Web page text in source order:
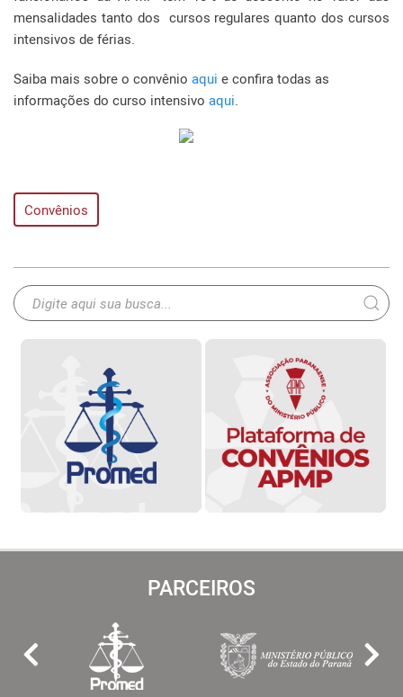
mensalidades tanto dos cursos regulares quanto dos cursos
intensivos de férias.
Saiba mais sobre o convênio aqui e confira todas as
informações do curso intensivo aqui.
Convênios
PARCEIROS